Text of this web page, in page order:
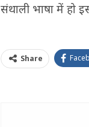
संथाली भाषा में हो
Share